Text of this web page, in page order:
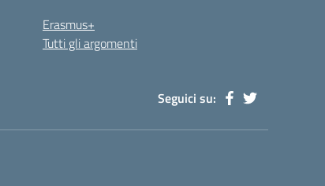
Erasmus+
Tutti gli argomenti
Seguici su: